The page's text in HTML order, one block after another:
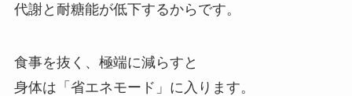
代謝と耐糖能が低下するからです。
食事を抜く、極端に減らすと
身体は「省エネモード」に入ります。